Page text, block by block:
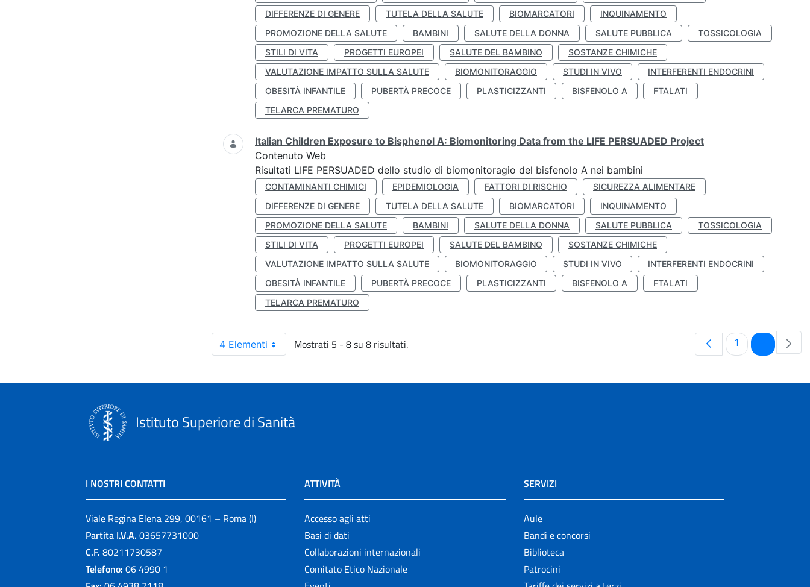
DIFFERENZE DI GENERE
TUTELA DELLA SALUTE BIOMARCATORI
INQUINAMENTO
PROMOZIONE DELLA SALUTE
BAMBINI SALUTE DELLA DONNA SALUTE PUBBLICA
TOSSICOLOGIA
STILI DI VITA
PROGETTI EUROPEI SALUTE DEL BAMBINO
SOSTANZE CHIMICHE
VALUTAZIONE IMPATTO SULLA SALUTE
BIOMONITORAGGIO STUDI IN VIVO
INTERFERENTI ENDOCRINI
OBESITÀ INFANTILE
PUBERTÀ PRECOCE PLASTICIZZANTI BISFENOLO A
FTALATI
TELARCA PREMATURO
Italian Children Exposure to Bisphenol A: Biomonitoring Data from the LIFE PERSUADED Project
Contenuto Web
Risultati LIFE PERSUADED dello studio di biomonitoragio del bisfenolo A nei bambini
CONTAMINANTI CHIMICI EPIDEMIOLOGIA FATTORI DI RISCHIO
SICUREZZA ALIMENTARE
DIFFERENZE DI GENERE
TUTELA DELLA SALUTE BIOMARCATORI
INQUINAMENTO
PROMOZIONE DELLA SALUTE
BAMBINI SALUTE DELLA DONNA SALUTE PUBBLICA
TOSSICOLOGIA
STILI DI VITA
PROGETTI EUROPEI SALUTE DEL BAMBINO
SOSTANZE CHIMICHE
VALUTAZIONE IMPATTO SULLA SALUTE
BIOMONITORAGGIO STUDI IN VIVO
INTERFERENTI ENDOCRINI
OBESITÀ INFANTILE
PUBERTÀ PRECOCE PLASTICIZZANTI BISFENOLO A
FTALATI
TELARCA PREMATURO
4 Elementi Mostrati 5 - 8 su 8 risultati. Pagina
1 Pagina
Istituto Superiore di Sanità
I NOSTRI CONTATTI
Viale Regina Elena 299, 00161 – Roma (I)
Partita I.V.A. 03657731000
C.F. 80211730587
Telefono: 06 4990 1
ATTIVITÀ
Accesso agli atti
Basi di dati
Collaborazioni internazionali
Comitato Etico Nazionale
SERVIZI
Aule
Bandi e concorsi
Biblioteca
Patrocini